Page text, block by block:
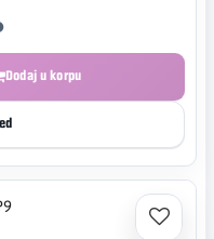
Dodaj u korpu